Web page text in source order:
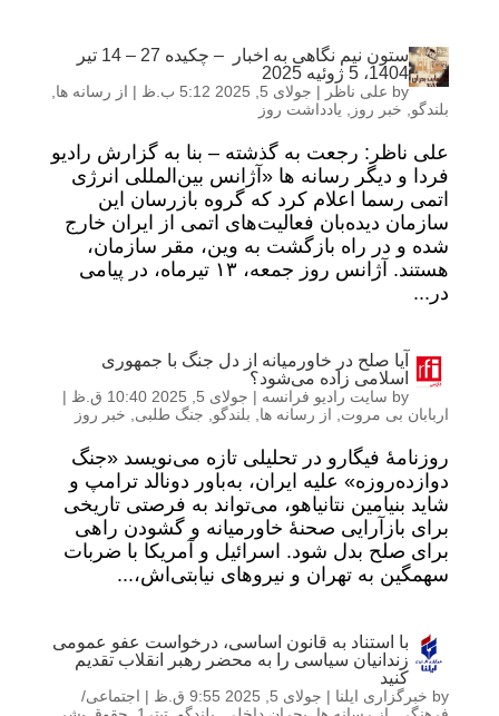
ستون نیم نگاهی به اخبار – چکیده 27 – 14 تیر
1404، 5 ژوئیه 2025
by علی ناظر | جولای 5, 2025 5:12 ب.ظ | از رسانه ها
بلندگو
خبر روز یادداشت روز
علی ناظر: رجعت به گذشته – بنا به گزارش رادیو
فردا و دیگر رسانه ها «آژانس بین‌المللی انرژی
اتمی رسما اعلام کرد که گروه بازرسان این
سازمان دیده‌بان فعالیت‌های اتمی از ایران خارج
شده‌ و در راه بازگشت به وین، مقر سازمان،
هستند. آژانس روز جمعه، ۱۳ تیرماه، در پیامی
در...
آیا صلح در خاورمیانه از دل جنگ با جمهوری
اسلامی زاده می‌شود؟
by سایت رادیو فرانسه | جولای 5, 2025 10:40 ق.ظ
|
اربابان بی مروت
از رسانه ها بلندگو جنگ طلبی خبر روز
روزنامۀ فیگارو در تحلیلی تازه می‌نویسد «جنگ
دوازده‌روزه» علیه ایران، به‌باور دونالد ترامپ و
شاید بنیامین نتانیاهو، می‌تواند به فرصتی تاریخی
برای بازآرایی صحنۀ خاورمیانه و گشودن راهی
برای صلح بدل شود. اسرائیل و آمریکا با ضربات
سهمگین به تهران و نیروهای نیابتی‌اش،...
با استناد به قانون اساسی، درخواست عفو عمومی
زندانیان سیاسی را به محضر رهبر انقلاب تقدیم
کنید
by خبرگزاری ایلنا | جولای 5, 2025 9:55 ق.ظ | اجتماعی/